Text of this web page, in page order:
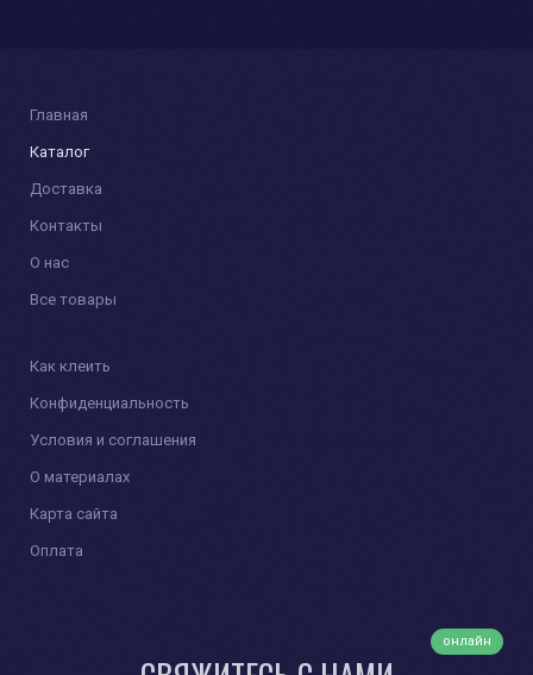
Главная
Каталог
Доставка
Контакты
О нас
Все товары
Как клеить
Конфиденциальность
Условия и соглашения
О материалах
Карта сайта
Оплата
онлайн